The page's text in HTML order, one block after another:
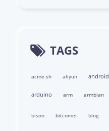
TAGS
acme.sh aliyun android
arduino arm armbian
bison bitcomet blog